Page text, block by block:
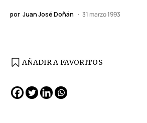
por Juan José Doñán 31 marzo 1993
AÑADIR A FAVORITOS